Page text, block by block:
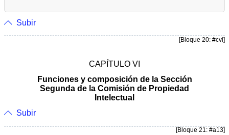
Subir
[Bloque 20: #cvi]
CAPÍTULO VI
Funciones y composición de la Sección
Segunda de la Comisión de Propiedad
Intelectual
Subir
[Bloque 21: #a13]